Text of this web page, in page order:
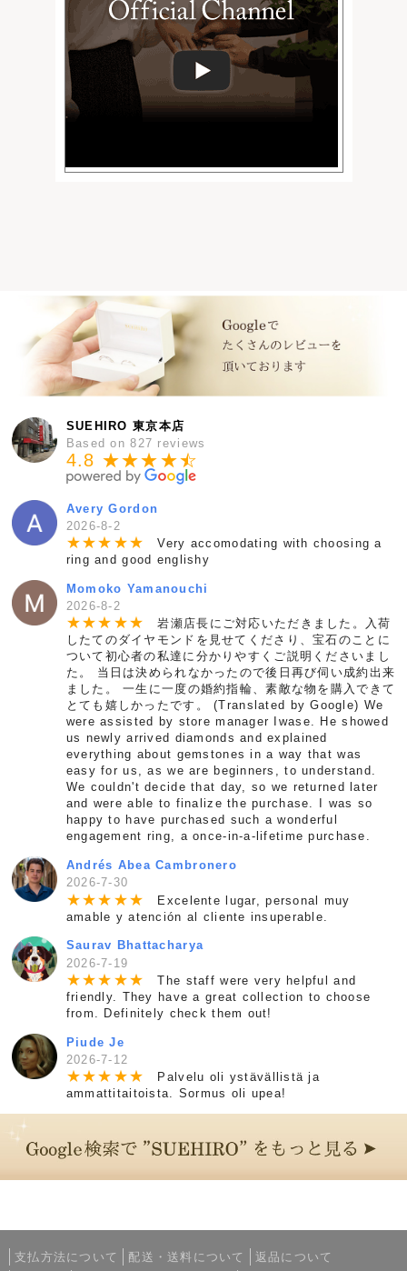
SUEHIRO 東京本店
Based on 827 reviews
4.8 ★★★★★
☆
Avery Gordon
2026-8-2
★★★ ★★
Very accomodating with choosing a
ring and good englishy
Momoko Yamanouchi
2026-8-2
★★★ ★★
岩瀬店長にご対応いただきました。入荷
したてのダイヤモンドを見せてくださり、宝石のことに
ついて初心者の私達に分かりやすくご説明くださいまし
た。 当日は決められなかったので後日再び伺い成約出来
ました。 一生に一度の婚約指輪、素敵な物を購入できて
とても嬉しかったです。 (Translated by Google) We
were assisted by store manager Iwase. He showed
us newly arrived diamonds and explained
everything about gemstones in a way that was
easy for us, as we are beginners, to understand.
We couldn't decide that day, so we returned later
and were able to finalize the purchase. I was so
happy to have purchased such a wonderful
engagement ring, a once-in-a-lifetime purchase.
Andrés Abea Cambronero
2026-7-30
★★★ ★★
Excelente lugar, personal muy
amable y atención al cliente insuperable.
Saurav Bhattacharya
2026-7-19
★★★ ★★
The staff were very helpful and
friendly. They have a great collection to choose
from. Definitely check them out!
Piude Je
2026-7-12
★★★ ★★
Palvelu oli ystävällistä ja
ammattitaitoista. Sormus oli upea!
支払方法について 配送・送料について 返品について